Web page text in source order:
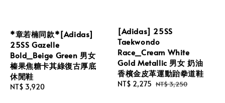
*章若楠同款*[Adidas]
25SS Gazelle
Bold_Beige Green 男女
榛果焦糖卡其綠復古厚底
休閒鞋
Regular
NT$ 3,920
[Adidas] 25SS
Taekwondo
Race_Cream White
Gold Metallic 男女 奶油
香檳金皮革運動跆拳道鞋
Sale
NT$ 2,275 Regular
NT$ 3,250